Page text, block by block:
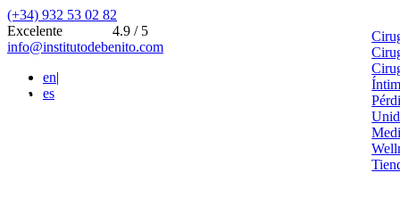
(+34) 932 53 02 82
Excelente
4.9 / 5
info@institutodebenito.com
en|
es